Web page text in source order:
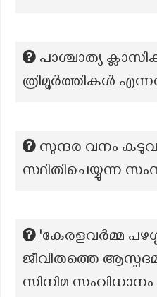
പാശ്ചാത്യ
ത്രിമൂർത്തികൾ
സുന്ദര വനം
സ്ഥിതിചെയ്യുന്ന
'കേരളവര്‍മ്മ
ജീവിതത്തെ
സിനിമ